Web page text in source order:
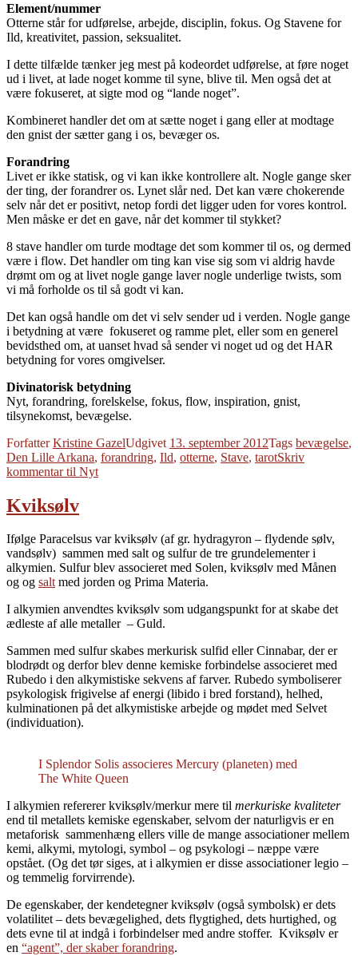
Element/nummer
Otterne står for udførelse, arbejde, disciplin, fokus. Og Stavene for
Ild, kreativitet, passion, seksualitet.
I dette tilfælde tænker jeg mest på kodeordet udførelse, at føre noget
ud i livet, at lade noget komme til syne, blive til. Men også det at
være fokuseret, at sigte mod og “lande noget”.
Kombineret handler det om at sætte noget i gang eller at modtage
den gnist der sætter gang i os, bevæger os.
Forandring
Livet er ikke statisk, og vi kan ikke kontrollere alt. Nogle gange sker
der ting, der forandrer os. Lynet slår ned. Det kan være chokerende
selv når det er positivt, netop fordi det ligger uden for vores kontrol.
Men måske er det en gave, når det kommer til stykket?
8 stave handler om turde modtage det som kommer til os, og dermed
være i flow. Det handler om ting kan vise sig som vi aldrig havde
drømt om og at livet nogle gange laver nogle underlige twists, som
vi må forholde os til så godt vi kan.
Det kan også handle om det vi selv sender ud i verden. Nogle gange
i betydning at være fokuseret og ramme plet, eller som en generel
bevidsthed om, at uanset hvad så sender vi noget ud og det HAR
betydning for vores omgivelser.
Divinatorisk betydning
Nyt, forandring, forelskelse, fokus, flow, inspiration, gnist,
tilsynekomst, bevægelse.
ForfatterKristine GazelUdgivet 13. september 2012Tags bevægelse,
Den Lille Arkana, forandring, Ild, otterne, Stave, tarotSkriv
kommentartil Nyt
Kviksølv
Ifølge Paracelsus var kviksølv (af gr. hydragyron – flydende sølv,
vandsølv) sammen med salt og sulfur de tre grundelementer i
alkymien. Sulfur blev associeret med Solen, kviksølv med Månen
og og saltmed jorden og Prima Materia.
I alkymien anvendtes kviksølv som udgangspunkt for at skabe det
ædleste af alle metaller – Guld.
Sammen med sulfur skabes merkurisk sulfid eller Cinnabar, der er
blodrødt og derfor blev denne kemiske forbindelse associeret med
Rubedo i den alkymistiske sekvens af farver. Rubedo symboliserer
psykologisk frigivelse af energi (libido i bred forstand), helhed,
kulminationen på det alkymistiske arbejde og mødet med Selvet
(individuation).
I Splendor Solis associeres Mercury (planeten) med
The White Queen
I alkymien refererer kviksølv/merkur mere til merkuriske kvaliteter
end til metallets kemiske egenskaber, selvom der naturligvis er en
metaforisk sammenhæng ellers ville de mange associationer mellem
kemi, alkymi, mytologi, symbol – og psykologi – næppe være
opstået. (Og det tør siges, at i alkymien er disse associationer legio –
og temmelig forvirrende).
De egenskaber, der kendetegner kviksølv (også symbolsk) er dets
volatilitet – dets bevægelighed, dets flygtighed, dets hurtighed, og
dets evne til at indgå i forbindelser med andre stoffer. Kviksølv er
en “agent”, der skaber forandring.